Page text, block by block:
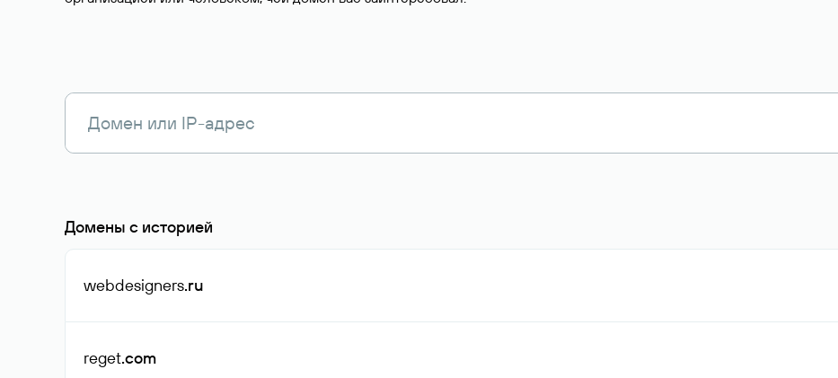
Домены с историей
webdesigners.ru
reget.com